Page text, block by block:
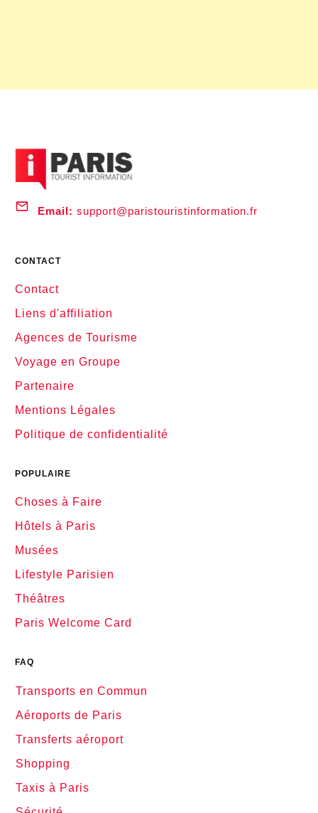
Email: support@paristouristinformation.fr
CONTACT
Contact
Liens d'affiliation
Agences de Tourisme
Voyage en Groupe
Partenaire
Mentions Légales
Politique de confidentialité
POPULAIRE
Choses à Faire
Hôtels à Paris
Musées
Lifestyle Parisien
Théâtres
Paris Welcome Card
FAQ
Transports en Commun
Aéroports de Paris
Transferts aéroport
Shopping
Taxis à Paris